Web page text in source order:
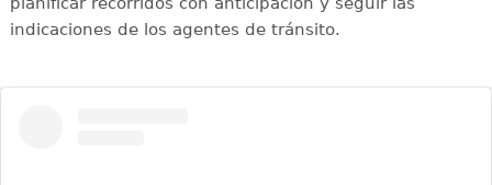
indicaciones de los agentes de tránsito.